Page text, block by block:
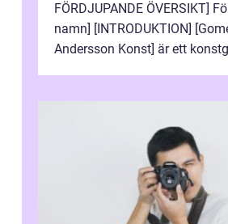
FÖRDJUPANDE ÖVERSIKT]
namn] [INTRODUKTION]
Andersson Konst] är ett